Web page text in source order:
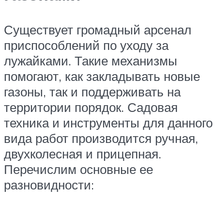
Существует громадный арсенал
приспособлений по уходу за
лужайками. Такие механизмы
помогают, как закладывать новые
газоны, так и поддерживать на
территории порядок. Садовая
техника и инструменты для данного
вида работ производится ручная,
двухколесная и прицепная.
Перечислим основные ее
разновидности: